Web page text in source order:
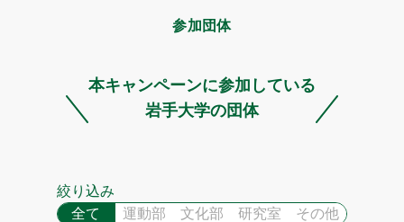
参加団体
本キャンペーンに参加している
岩手大学の団体
絞り込み
全て
運動部 文化部 研究室 その他